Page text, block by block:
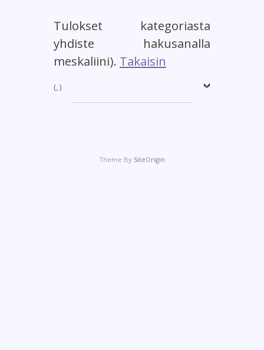
Tulokset kategoriasta
yhdiste hakusanalla
meskaliini). Takaisin
(, )
Theme By SiteOrigin